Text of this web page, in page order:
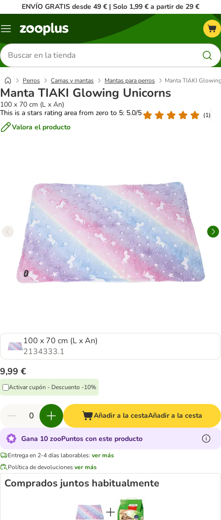
ENVÍO GRATIS desde 49 € | Solo 1,99 € a partir de 29 €
Menú
Buscar
productos
Perros Camas y mantas Mantas para perros Manta TIAKI
Manta TIAKI Glowing Unicorns
100 x 70 cm (L x An)
This is a stars rating area from zero to 5: 5.0/5
(1)
Valora el producto
100 x 70 cm (L x An)
2134333.1
9,99 €
Activar cupón - Descuento -10%
Añadir a la cestaAñadir a la cesta
Gana 10 zooPuntos con este producto
Entrega en 2-4 días laborables: ver más
Política de devolucionesver más
Comprados juntos habitualmente